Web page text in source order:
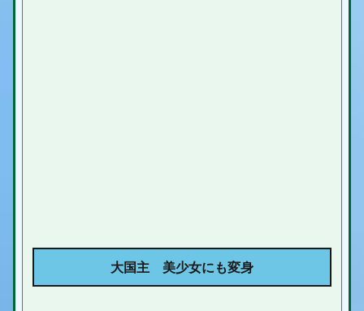
大国主 美少女にも変身